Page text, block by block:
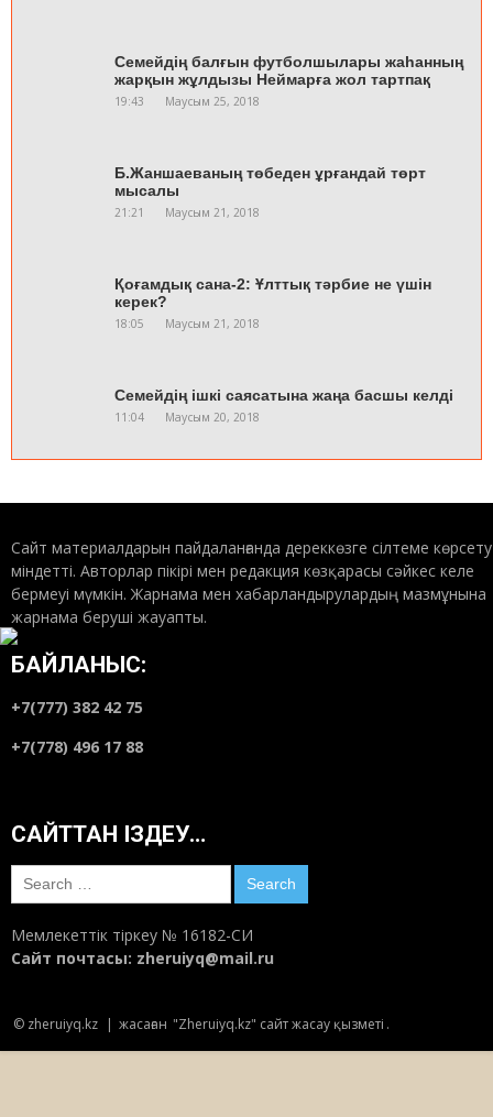
Семейдің балғын футболшылары жаһанның
жарқын жұлдызы Неймарға жол тартпақ
19:43 Маусым 25, 2018
Б.Жаншаеваның төбеден ұрғандай төрт
мысалы
21:21 Маусым 21, 2018
Қоғамдық сана-2: Ұлттық тәрбие не үшін
керек?
18:05 Маусым 21, 2018
Семейдің ішкі саясатына жаңа басшы келді
11:04 Маусым 20, 2018
Ақсуатқа алты құрлықтан қонақтар келді
Қоғамдық сана–1: Ұлтсыздану қатері
туралы ой
Ауызашар сөзі “ифтарға” ауыспасын
Маусым 14, 2018
Шәкәрім шежіресі – түп-тамырымыздың
тірегі
Сайт материалдарын пайдаланғанда дереккөзге сілтеме көрсету
міндетті. Авторлар пікірі мен редакция көзқарасы сәйкес келе
бермеуі мүмкін. Жарнама мен хабарландырулардың мазмұнына
жарнама беруші жауапты.
БАЙЛАНЫС:
+7(777) 382 42 75
+7(778) 496 17 88
САЙТТАН ІЗДЕУ…
Search
for:
Мемлекеттік тіркеу № 16182-СИ
Сайт почтасы: zheruiyq@mail.ru
© zheruiyq.kz | жасаған "Zheruiyq.kz" сайт жасау қызметі .